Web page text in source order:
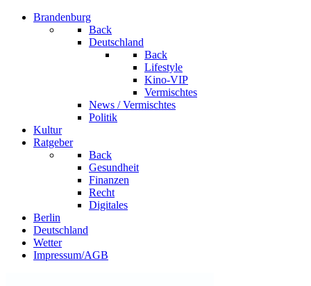
Brandenburg
Back
Deutschland
Back
Lifestyle
Kino-VIP
Vermischtes
News / Vermischtes
Politik
Kultur
Ratgeber
Back
Gesundheit
Finanzen
Recht
Digitales
Berlin
Deutschland
Wetter
Impressum/AGB